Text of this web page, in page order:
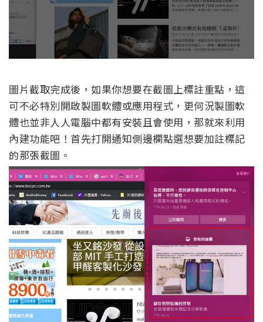
圖片截取完成後，如果你想要在截圖上標註重點，這
可不必特別開啟製圖軟體或應用程式，更何況製圖軟
體也並非人人電腦中都有安裝且會使用，那就來利用
內建功能吧！首先打開通知側邊欄點選想要加註標記
的那張截圖。